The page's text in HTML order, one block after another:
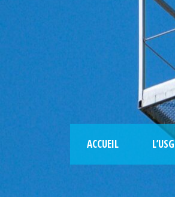
ACCUEIL L’USG